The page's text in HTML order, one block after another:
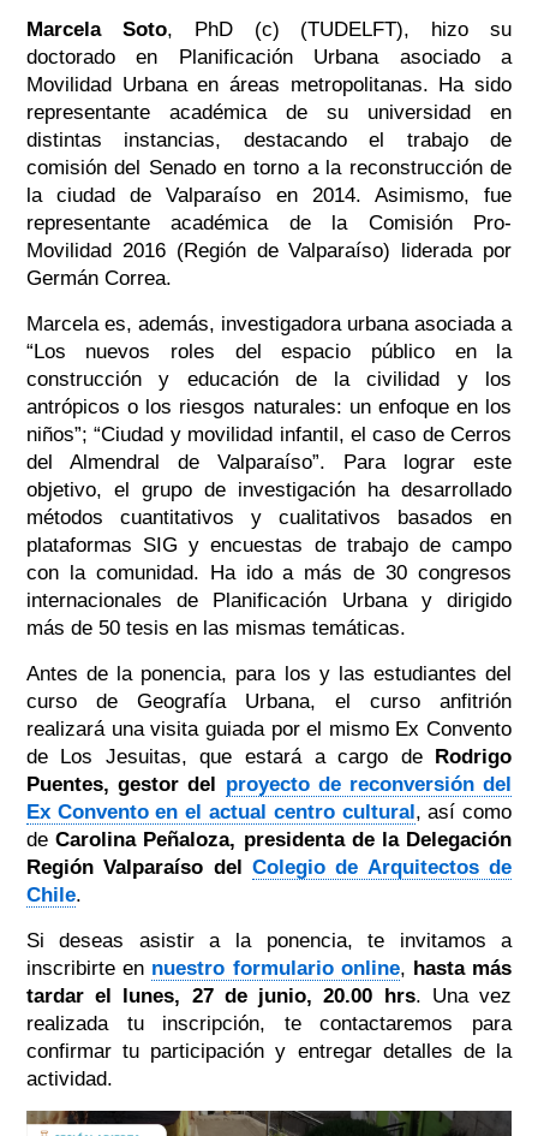
Marcela Soto, PhD (c) (TUDELFT), hizo su
doctorado en Planificación Urbana asociado a
Movilidad Urbana en áreas metropolitanas. Ha sido
representante académica de su universidad en
distintas instancias, destacando el trabajo de
comisión del Senado en torno a la reconstrucción de
la ciudad de Valparaíso en 2014. Asimismo, fue
representante académica de la Comisión Pro-
Movilidad 2016 (Región de Valparaíso) liderada por
Germán Correa.
Marcela es, además, investigadora urbana asociada a
“Los nuevos roles del espacio público en la
construcción y educación de la civilidad y los
antrópicos o los riesgos naturales: un enfoque en los
niños”; “Ciudad y movilidad infantil, el caso de Cerros
del Almendral de Valparaíso”. Para lograr este
objetivo, el grupo de investigación ha desarrollado
métodos cuantitativos y cualitativos basados en
plataformas SIG y encuestas de trabajo de campo
con la comunidad. Ha ido a más de 30 congresos
internacionales de Planificación Urbana y dirigido
más de 50 tesis en las mismas temáticas.
Antes de la ponencia, para los y las estudiantes del
curso de Geografía Urbana, el curso anfitrión
realizará una visita guiada por el mismo Ex Convento
de Los Jesuitas, que estará a cargo de Rodrigo
Puentes, gestor del proyecto de reconversión del
Ex Convento en el actual centro cultural, así como
deCarolina Peñaloza, presidenta de la Delegación
Región Valparaíso del Colegio de Arquitectos de
Chile.
Si deseas asistir a la ponencia, te invitamos a
inscribirte en nuestro formulario online, hasta más
tardar el lunes, 27 de junio, 20.00 hrs. Una vez
realizada tu inscripción, te contactaremos para
confirmar tu participación y entregar detalles de la
actividad.